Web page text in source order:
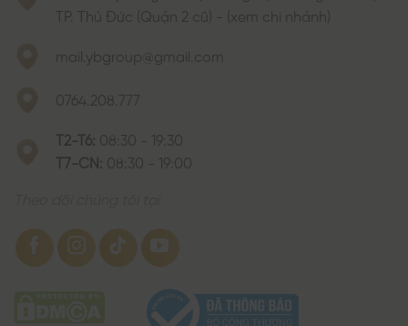
TP. Thủ Đức (Quận 2 cũ) - (xem chi nhánh)
mail.ybgroup@gmail.com
0764.208.777
T2-T6: 08:30 - 19:30
T7-CN: 08:30 - 19:00